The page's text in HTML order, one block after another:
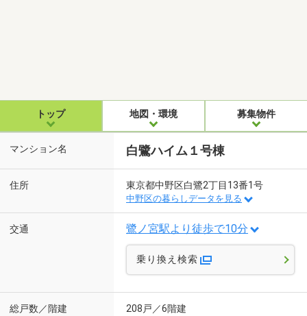
トップ 地図・環境 募集物件
マンション名 白鷺ハイム１号棟
住所 東京都中野区白鷺2丁目13番1号
中野区の暮らしデータを見る
交通 鷺ノ宮駅より徒歩で10分
乗り換え検索
総戸数／階建 208戸／6階建